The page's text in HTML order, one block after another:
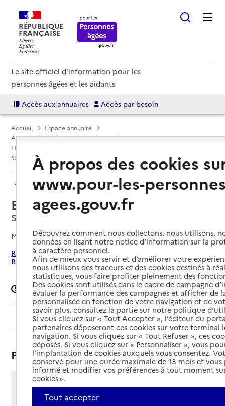
RÉPUBLIQUE
FRANÇAISE
Le site officiel d'information pour les
personnes âgées et les aidants
Accès aux annuaires Accès par besoin
Accueil
Espace annuaire
Annuaire EHPAD et maisons de retraite
EHPAD par département
Saint-Étienne-lès-Remiremont
EHPAD Le Home Fleuri
Retour aux résultats de l'annuaire
EHPAD Le Home Fleuri
Saint-Étienne-lès-Remiremont, VOSGES
Mis à jour le27/04/2026
Rechercher les établissements autour de Saint-Étienne-lès-
Remiremont
Signaler une erreur
Sommaire
Présentation
53 chemin de Pétinchamp
88200 - Saint-Étienne-lès-Remiremont
À propos des cookies
www.pour-les-
agees.gouv.fr
Découvrez comment nous collectons, nous utilisons,
données en lisant notre notice d’information sur la
à caractère personnel.
Afin de mieux vous servir et d’améliorer votre
nous utilisons des traceurs et des cookies destinés à
statistiques, vous faire profiter pleinement des
Des cookies sont utilisés dans le cadre de campagne
évaluer la performance des campagnes et afficher de
personnalisée en fonction de votre navigation et de
savoir plus, consultez la partie sur notre politique
Si vous cliquez sur « Tout Accepter », l’éditeur du
partenaires déposeront ces cookies sur votre terminal
navigation. Si vous cliquez sur « Tout Refuser », ces
déposés. Si vous cliquez sur « Personnaliser », vous
l’implantation de cookies auxquels vous consentez.
conservé pour une durée maximale de 13 mois et
informé et modifier vos préférences à tout moment
cookies ».
Tout accepter